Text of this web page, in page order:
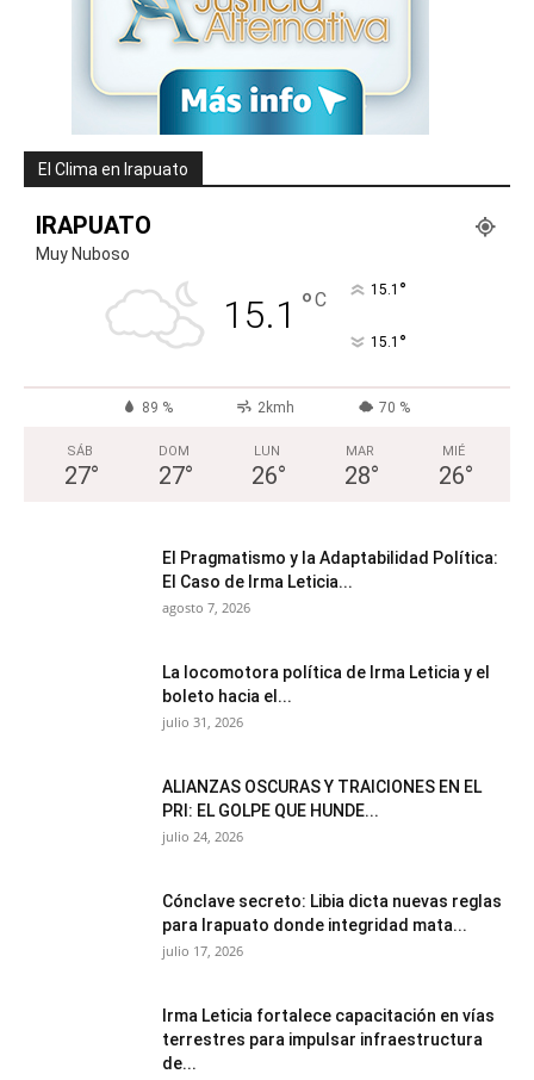
El Clima en Irapuato
IRAPUATO
Muy Nuboso
15.1 °C 15.1 °
15.1 °
89 % 2kmh 70 %
SÁB
27°
DOM
27°
LUN
26°
MAR
28°
MIÉ
26°
El Pragmatismo y la Adaptabilidad Política:
El Caso de Irma Leticia...
agosto 7, 2026
La locomotora política de Irma Leticia y el
boleto hacia el...
julio 31, 2026
ALIANZAS OSCURAS Y TRAICIONES EN EL
PRI: EL GOLPE QUE HUNDE...
julio 24, 2026
Cónclave secreto: Libia dicta nuevas reglas
para Irapuato donde integridad mata...
julio 17, 2026
Irma Leticia fortalece capacitación en vías
terrestres para impulsar infraestructura
de...